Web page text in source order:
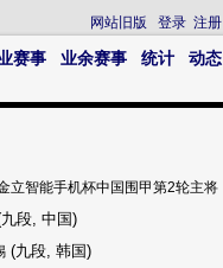
网站旧版 登录 注册
赛事 业余赛事 统计 动态
立智能手机杯中国围甲第2轮主将
段, 中国)
(九段, 韩国)